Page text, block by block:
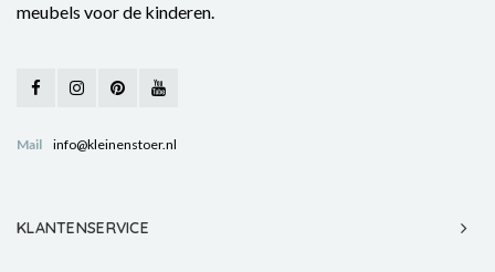
meubels voor de kinderen.
Mail info@kleinenstoer.nl
KLANTENSERVICE